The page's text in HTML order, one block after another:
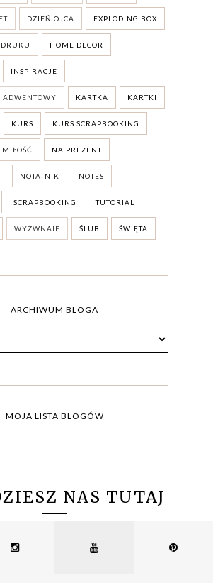
DZIEŃ OJCA EXPLODING BOX
HOME DECOR
INSPIRACJE
ADWENTOWY KARTKA KARTKI
KURS KURS SCRAPBOOKING
MIŁOŚĆ NA PREZENT
NOTATNIK NOTES
SCRAPBOOKING TUTORIAL
WYZWNAIE ŚLUB ŚWIĘTA
ARCHIWUM BLOGA
MOJA LISTA BLOGÓW
NAS TUTAJ